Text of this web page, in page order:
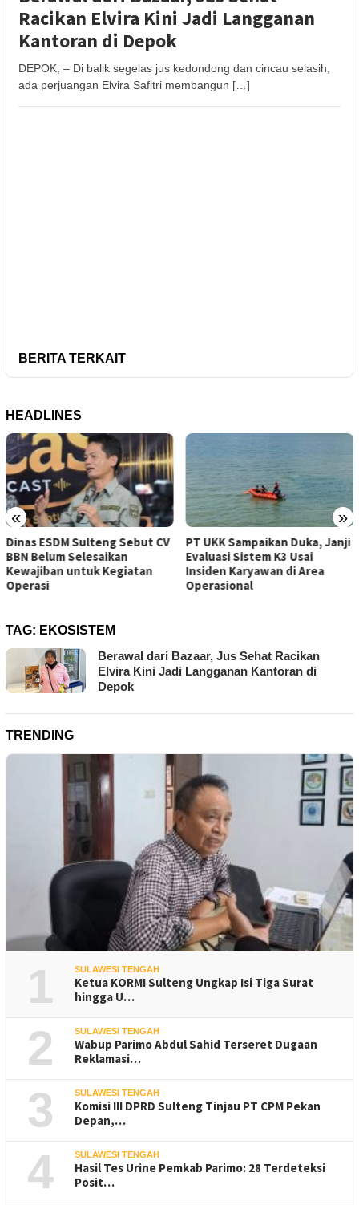
Racikan Elvira Kini Jadi Langganan
Kantoran di Depok
DEPOK, – Di balik segelas jus kedondong dan cincau selasih,
ada perjuangan Elvira Safitri membangun […]
BERITA TERKAIT
HEADLINES
« »
CV
PT UKK Sampaikan Duka, Janji
Evaluasi Sistem K3 Usai
Insiden Karyawan di Area
Tambang Sirtu
Beroperasi di
ESDM Sulteng
TAG: EKOSISTEM
Berawal dari Bazaar, Jus Sehat Racikan
Elvira Kini Jadi Langganan Kantoran di
Depok
TRENDING
1 SULAWESI TENGAH
Ketua KORMI Sulteng Ungkap Isi Tiga Surat
hingga U…
2 SULAWESI TENGAH
Wabup Parimo Abdul Sahid Terseret Dugaan
Reklamasi…
3 SULAWESI TENGAH
Komisi III DPRD Sulteng Tinjau PT CPM Pekan
Depan,…
4 SULAWESI TENGAH
Hasil Tes Urine Pemkab Parimo: 28 Terdeteksi
Posit…